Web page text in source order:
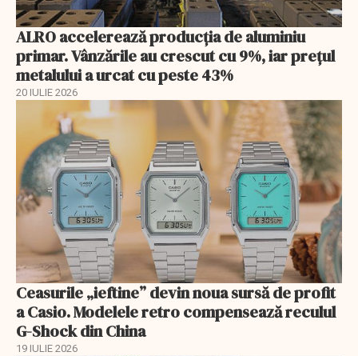
ALRO accelerează producția de aluminiu
primar. Vânzările au crescut cu 9%, iar prețul
metalului a urcat cu peste 43%
20 IULIE 2026
Ceasurile „ieftine” devin noua sursă de profit
a Casio. Modelele retro compensează reculul
G-Shock din China
19 IULIE 2026